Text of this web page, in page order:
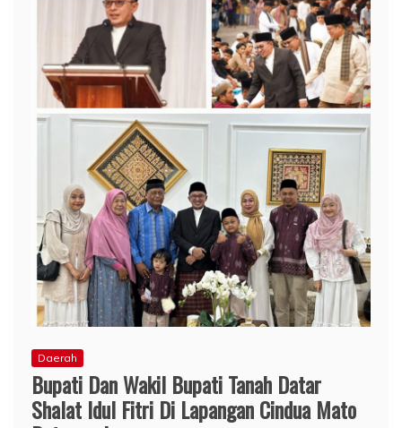
Daerah
Bupati Dan Wakil Bupati Tanah Datar
Shalat Idul Fitri Di Lapangan Cindua Mato